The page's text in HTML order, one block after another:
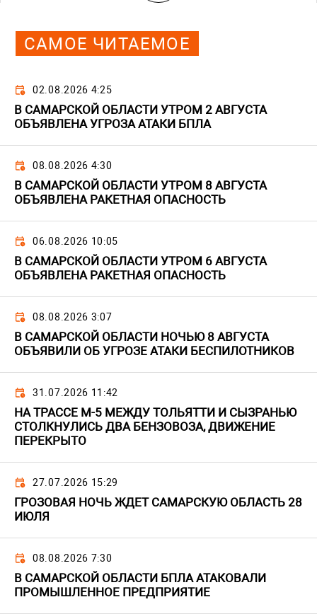
САМОЕ ЧИТАЕМОЕ
02.08.2026 4:25
В САМАРСКОЙ ОБЛАСТИ УТРОМ 2 АВГУСТА
ОБЪЯВЛЕНА УГРОЗА АТАКИ БПЛА
08.08.2026 4:30
В САМАРСКОЙ ОБЛАСТИ УТРОМ 8 АВГУСТА
ОБЪЯВЛЕНА РАКЕТНАЯ ОПАСНОСТЬ
06.08.2026 10:05
В САМАРСКОЙ ОБЛАСТИ УТРОМ 6 АВГУСТА
ОБЪЯВЛЕНА РАКЕТНАЯ ОПАСНОСТЬ
08.08.2026 3:07
В САМАРСКОЙ ОБЛАСТИ НОЧЬЮ 8 АВГУСТА
ОБЪЯВИЛИ ОБ УГРОЗЕ АТАКИ БЕСПИЛОТНИКОВ
31.07.2026 11:42
НА ТРАССЕ М-5 МЕЖДУ ТОЛЬЯТТИ И СЫЗРАНЬЮ
СТОЛКНУЛИСЬ ДВА БЕНЗОВОЗА, ДВИЖЕНИЕ
ПЕРЕКРЫТО
27.07.2026 15:29
ГРОЗОВАЯ НОЧЬ ЖДЕТ САМАРСКУЮ ОБЛАСТЬ 28
ИЮЛЯ
08.08.2026 7:30
В САМАРСКОЙ ОБЛАСТИ БПЛА АТАКОВАЛИ
ПРОМЫШЛЕННОЕ ПРЕДПРИЯТИЕ